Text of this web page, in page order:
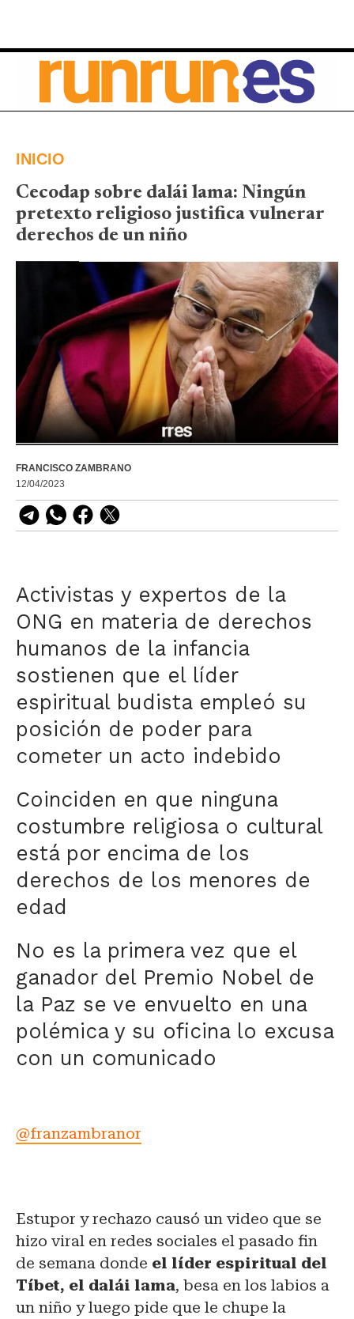
INICIO
Cecodap sobre dalái lama: Ningún
pretexto religioso justifica vulnerar
derechos de un niño
FRANCISCO ZAMBRANO
12/04/2023
Activistas y expertos de la
ONG en materia de derechos
humanos de la infancia
sostienen que el líder
espiritual budista empleó su
posición de poder para
cometer un acto indebido
Coinciden en que ninguna
costumbre religiosa o cultural
está por encima de los
derechos de los menores de
edad
No es la primera vez que el
ganador del Premio Nobel de
la Paz se ve envuelto en una
polémica y su oficina lo excusa
con un comunicado
@franzambranor
Estupor y rechazo causó un video que se
hizo viral en redes sociales el pasado fin
de semana donde el líder espiritual del
Tíbet, el dalái lama, besa en los labios a
un niño y luego pide que le chupe la